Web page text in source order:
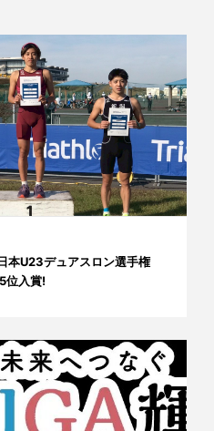
本U23デュアスロン選手権
位入賞!